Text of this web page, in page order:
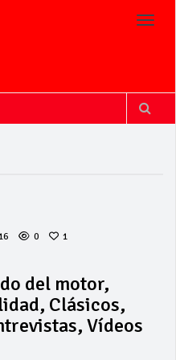
0
1
del motor,
Clásicos,
Vídeos
La Junta
implementa
mejoras en la